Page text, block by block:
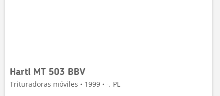
Hartl MT 503 BBV
Trituradoras móviles • 1999 • -, PL